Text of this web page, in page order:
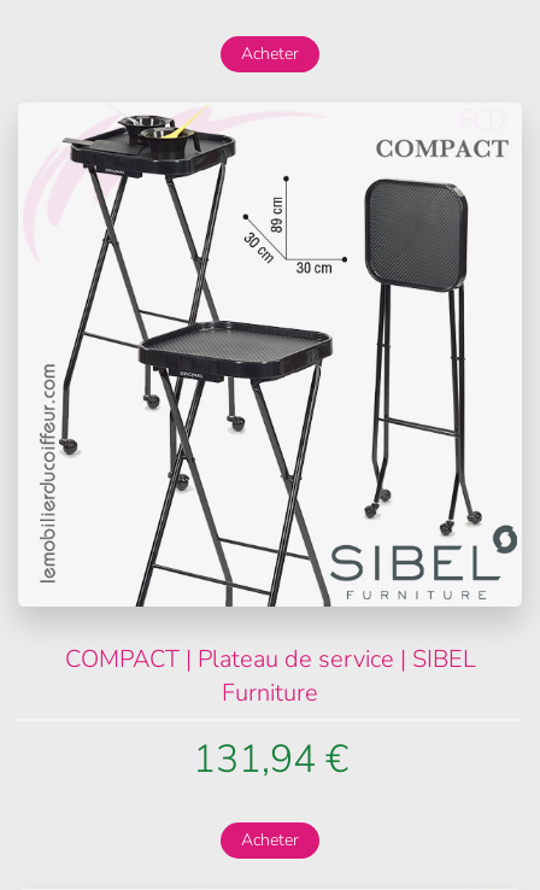
Acheter
COMPACT | Plateau de service | SIBEL
Furniture
131,94 €
Acheter